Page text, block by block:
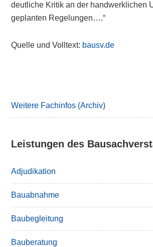
deutliche Kritik an der handwerklichen
geplanten Regelungen….“
Quelle und Volltext: bausv.de
Weitere Fachinfos (Archiv)
Leistungen des
Adjudikation
Bauabnahme
Baubegleitung
Bauberatung